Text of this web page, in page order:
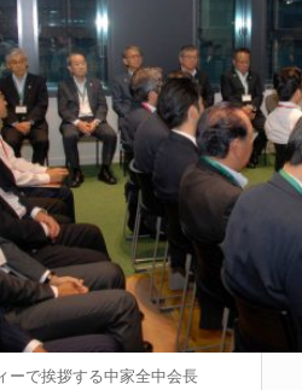
ーで挨拶する中家全中会長